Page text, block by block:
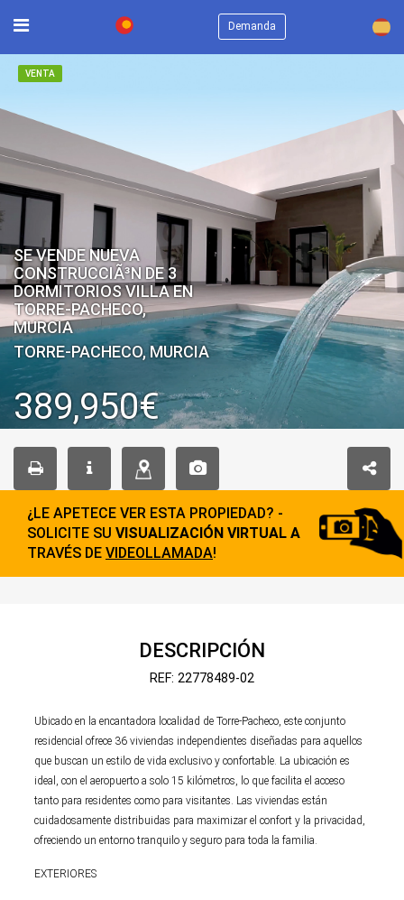
Demanda ×
VENTA
SE VENDE NUEVA
CONSTRUCCIÃ³N DE 3
DORMITORIOS VILLA EN
TORRE-PACHECO,
MURCIA
TORRE-PACHECO, MURCIA
389,950€
¿LE APETECE VER ESTA PROPIEDAD? -
SOLICITE SU VISUALIZACIÓN VIRTUAL A
TRAVÉS DE VIDEOLLAMADA!
DESCRIPCIÓN
REF: 22778489-02
Ubicado en la encantadora localidad de Torre-Pacheco, este conjunto
residencial ofrece 36 viviendas independientes diseñadas para aquellos
que buscan un estilo de vida exclusivo y confortable. La ubicación es
ideal, con el aeropuerto a solo 15 kilómetros, lo que facilita el acceso
tanto para residentes como para visitantes. Las viviendas están
cuidadosamente distribuidas para maximizar el confort y la privacidad,
ofreciendo un entorno tranquilo y seguro para toda la familia.
EXTERIORES